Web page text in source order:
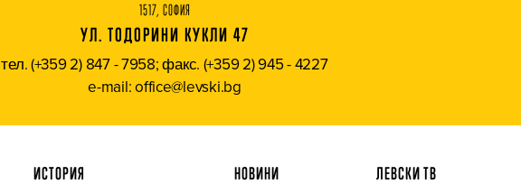
1517, СОФИЯ
УЛ. ТОДОРИНИ КУКЛИ 47
тел. (+359 2) 847 - 7958; факс. (+359 2) 945 - 4227
e-mail: office@levski.bg
ИСТОРИЯ НОВИНИ ЛЕВСКИ ТВ